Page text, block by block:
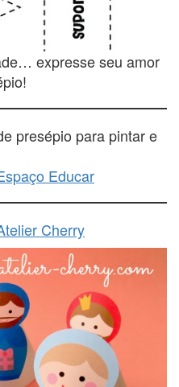
expresse seu amor
presépio para pintar e
Educar
Cherry